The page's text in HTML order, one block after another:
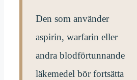
Den som använder
aspirin, warfarin eller
andra blodförtunnande
läkemedel bör fortsätta